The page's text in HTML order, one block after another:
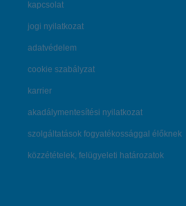
kapcsolat
jogi nyilatkozat
adatvédelem
cookie szabályzat
karrier
akadálymentesítési nyilatkozat
szolgáltatások fogyatékossággal élőknek
közzétételek, felügyeleti határozatok